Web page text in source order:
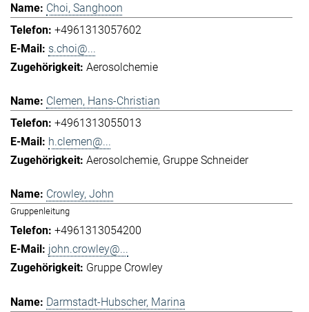
Choi, Sanghoon
+4961313057602
s.choi@...
Aerosolchemie
Clemen, Hans-Christian
+4961313055013
h.clemen@...
Aerosolchemie Gruppe Schneider
Crowley, John
Gruppenleitung
+4961313054200
john.crowley@...
Gruppe Crowley
Darmstadt-Hubscher, Marina